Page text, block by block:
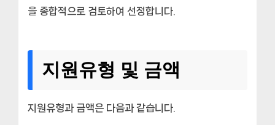
을 종합적으로 검토하여 선정합니다.
지원유형 및 금액
지원유형과 금액은 다음과 같습니다.